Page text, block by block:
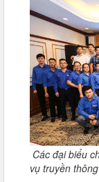
Các đại biểu
vụ truyền thông